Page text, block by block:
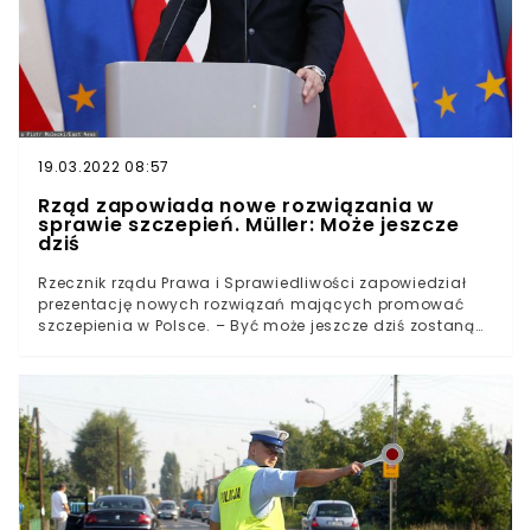
19.03.2022 08:57
Rząd zapowiada nowe rozwiązania w
sprawie szczepień. Müller: Może jeszcze
dziś
Rzecznik rządu Prawa i Sprawiedliwości zapowiedział
prezentację nowych rozwiązań mających promować
szczepienia w Polsce. – Być może jeszcze dziś zostaną
ekipy rządzącej potwierdził, że Prawo i Sprawiedliwość
pracuje nad nowymi rozwiązaniami, które mają
zachęcić Polki i Polaków do szczepień.Jednocześnie
zapowiedział "podsumowanie" dotychczasowych
działań, na które, jak zaznaczył, składało się
"kilkadziesiąt dużych programów".